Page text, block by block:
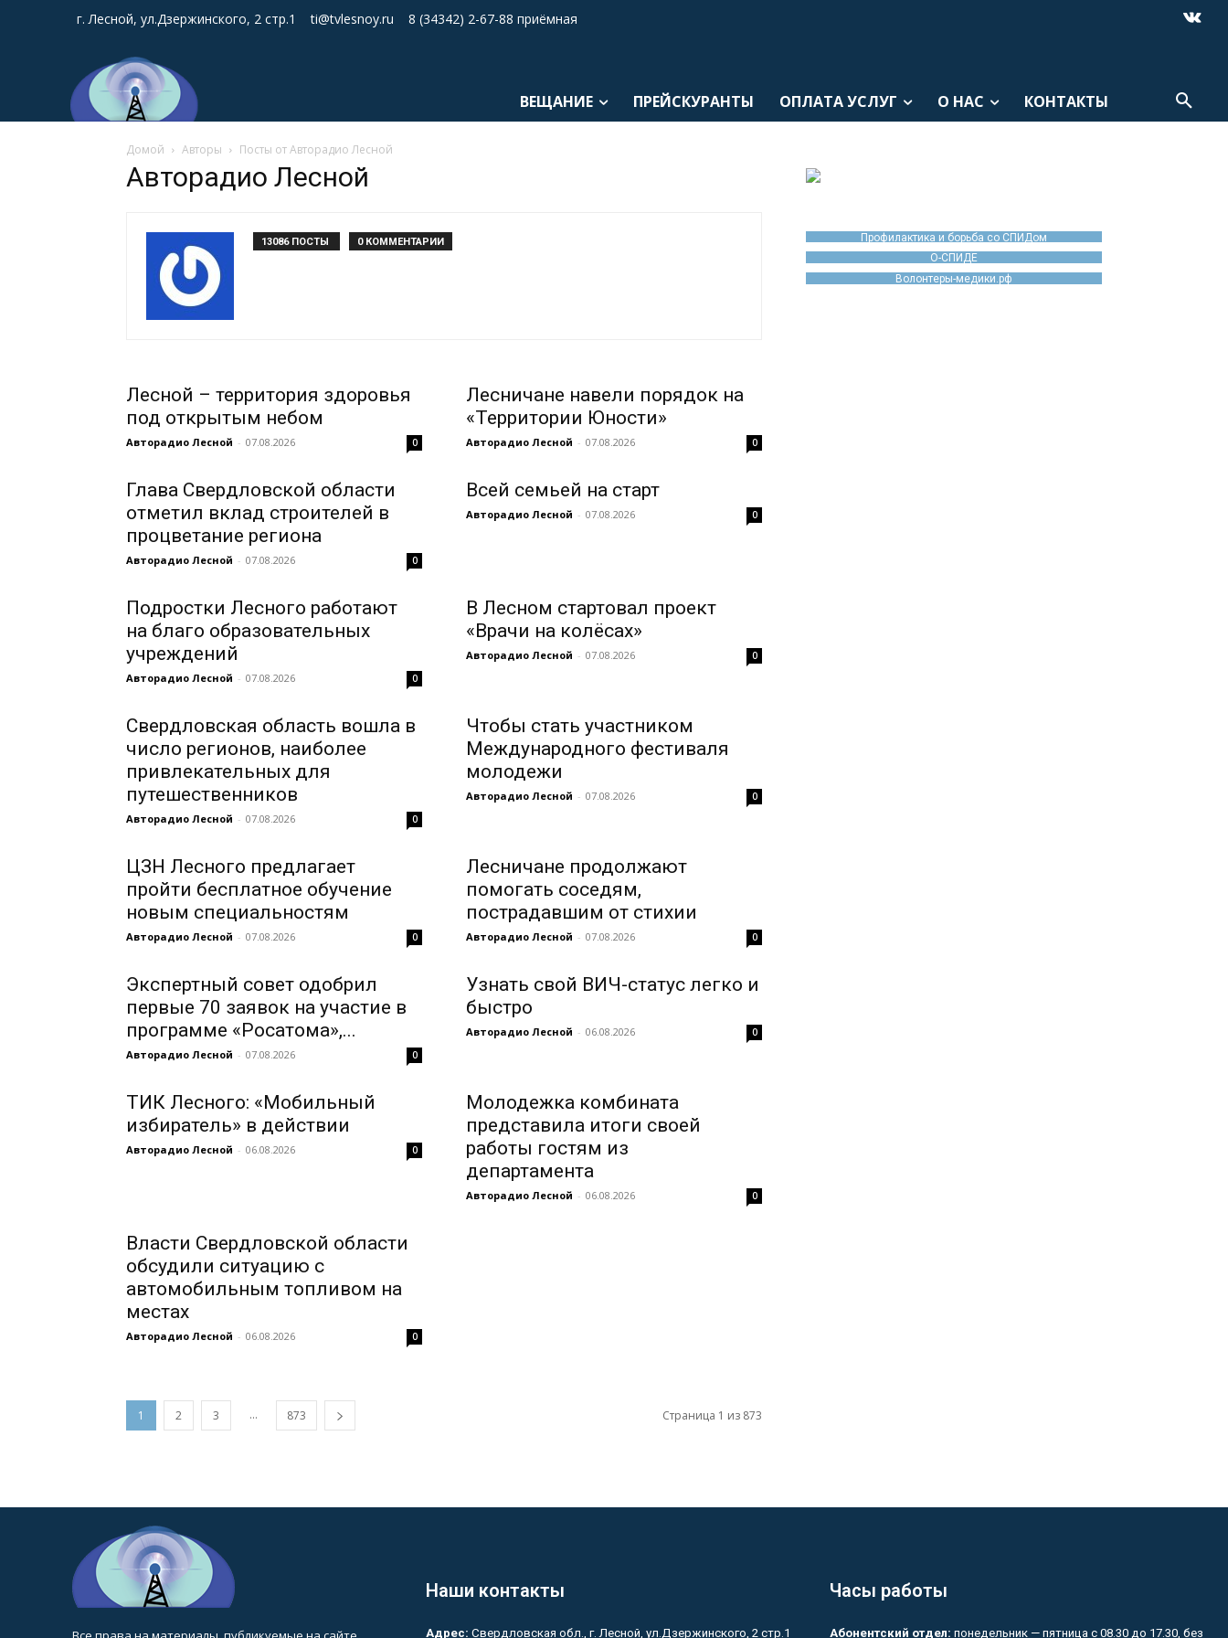
г. Лесной, ул.Дзержинского, 2 стр.1 ti@tvlesnoy.ru 8 (34342) 2-67-88 приёмная
ВЕЩАНИЕ ПРЕЙСКУРАНТЫ ОПЛАТА УСЛУГ О НАС КОНТАКТЫ
Домой Авторы Посты от Авторадио Лесной
Авторадио Лесной
13086 ПОСТЫ 0 КОММЕНТАРИИ
Лесной – территория здоровья
под открытым небом
Авторадио Лесной - 07.08.2026 0
Лесничане навели порядок на
«Территории Юности»
Авторадио Лесной - 07.08.2026 0
Глава Свердловской области
отметил вклад строителей в
процветание региона
Авторадио Лесной - 07.08.2026 0
Всей семьей на старт
Авторадио Лесной - 07.08.2026 0
Подростки Лесного работают
на благо образовательных
учреждений
Авторадио Лесной - 07.08.2026 0
В Лесном стартовал проект
«Врачи на колёсах»
Авторадио Лесной - 07.08.2026 0
Свердловская область вошла в
число регионов, наиболее
привлекательных для
путешественников
Авторадио Лесной - 07.08.2026 0
Чтобы стать участником
Международного фестиваля
молодежи
Авторадио Лесной - 07.08.2026 0
ЦЗН Лесного предлагает
пройти бесплатное обучение
новым специальностям
Авторадио Лесной - 07.08.2026 0
Лесничане продолжают
помогать соседям,
пострадавшим от стихии
Авторадио Лесной - 07.08.2026 0
Экспертный совет одобрил
первые 70 заявок на участие в
программе «Росатома»,...
Авторадио Лесной - 07.08.2026 0
Узнать свой ВИЧ-статус легко и
быстро
Авторадио Лесной - 06.08.2026 0
ТИК Лесного: «Мобильный
избиратель» в действии
Авторадио Лесной - 06.08.2026 0
Молодежка комбината
представила итоги своей
работы гостям из
департамента
Авторадио Лесной - 06.08.2026 0
Власти Свердловской области
обсудили ситуацию с
автомобильным топливом на
местах
Авторадио Лесной - 06.08.2026 0
1 2 3 ... 873 Страница 1 из 873
Профилактика и борьба со СПИДом
О-СПИДЕ
Волонтеры-медики.рф
Наши контакты
Адрес: Свердловская обл., г. Лесной, ул.Дзержинского, 2 стр.1
Часы работы
Абонентский отдел: понедельник — пятница с 08.30 до 17.30, без